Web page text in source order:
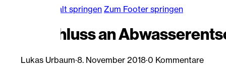
Zum Hauptinhalt springen Zum Footer springen
Anschluss an
Lukas Urbaum·8. November 2018·0 Kommentare